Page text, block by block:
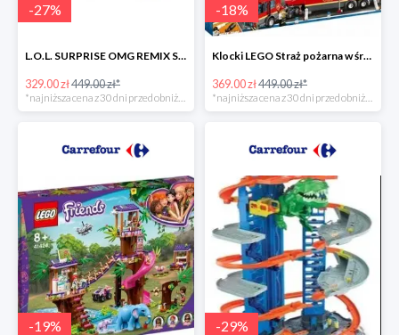
-27%
L.O.L. SURPRISE OMG REMIX Samolot -27%
329.00 zł449.00 zł*
*najniższa cena z 30 dni przed obniżką
-18%
Klocki LEGO Straż pożarna w śródmieściu -18%
369.00 zł449.00 zł*
*najniższa cena z 30 dni przed obniżką
-19% -29%